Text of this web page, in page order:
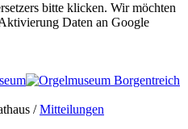
bitte klicken. Wir möchten
Daten an Google
/Mitteilungen